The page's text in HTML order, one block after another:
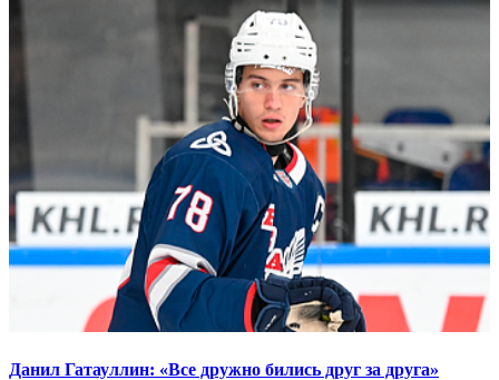
Данил Гатауллин: «Все дружно бились друг за друга»